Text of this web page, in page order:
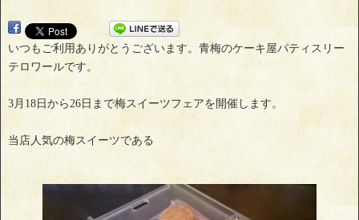
いつもご利用ありがとうございます。青梅のケーキ屋パティスリー
テロワールです。
3月18日から26日まで梅スイーツフェアを開催します。
当店人気の梅スイーツである